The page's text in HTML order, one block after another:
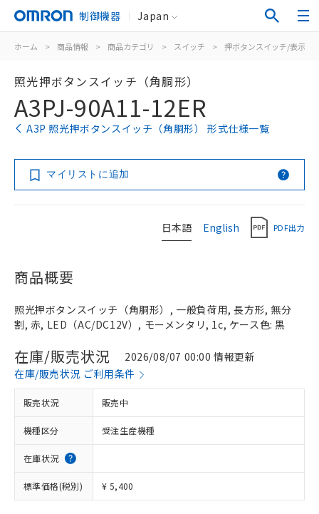
制御機器 Japan
ホーム > 商品情報 > 商品カテゴリ > スイッチ > 押ボタンスイッチ/表示灯
照光押ボタンスイッチ（角胴形）
A3PJ-90A11-12ER
A3P 照光押ボタンスイッチ（角胴形） 形式仕様一覧
マイリストに追加
日本語 English PDF出力
商品概要
照光押ボタンスイッチ（角胴形）, 一般負荷用, 長方形, 無分
割, 赤, LED（AC/DC12V）, モーメンタリ, 1c, ケース色: 黒
在庫/販売状況
2026/08/07 00:00 情報更新
在庫/販売状況 ご利用条件
販売状況 販売中
機種区分 受注生産機種
在庫状況
標準価格(税別) ¥ 5,400